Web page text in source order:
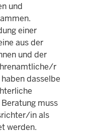
und
einer
aus der
und der
r
dasselbe
muss
in als
werden.